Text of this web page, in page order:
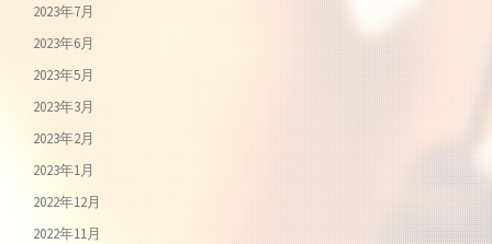
2023年7月
2023年6月
2023年5月
2023年3月
2023年2月
2023年1月
2022年12月
2022年11月